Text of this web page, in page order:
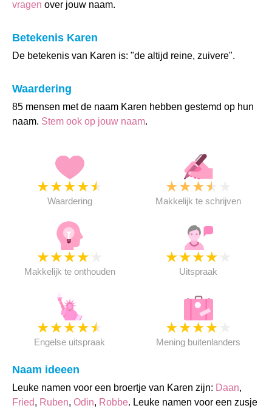
vragen over jouw naam.
Betekenis Karen
De betekenis van Karen is: "de altijd reine, zuivere".
Waardering
85 mensen met de naam Karen hebben gestemd op hun
naam. Stem ook op jouw naam.
★★★★★
Waardering
★★★★
Makkelijk te schrijven
★★★★
Makkelijk te onthouden
★★★★
Uitspraak
★★★★★
Engelse uitspraak
★★★★
Mening buitenlanders
Naam ideeen
Leuke namen voor een broertje van Karen zijn: Daan,
Fried, Ruben, Odin, Robbe. Leuke namen voor een zusje